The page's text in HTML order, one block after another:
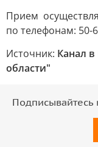
Прием
по телефонам: 50-
Источник: Канал
области"